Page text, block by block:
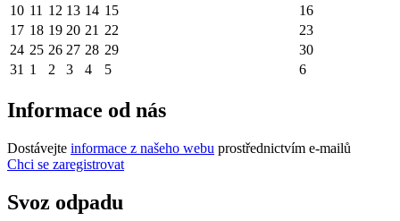
10 11 12 13 14 15
16
17 18 19 20 21 22
23
24 25 26 27 28 29
30
31 1 2 3 4 5 6
Informace od nás
Dostávejte informace z našeho webu prostřednictvím e-mailů
Chci se zaregistrovat
Svoz odpadu